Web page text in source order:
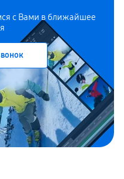
с Вами в ближайшее